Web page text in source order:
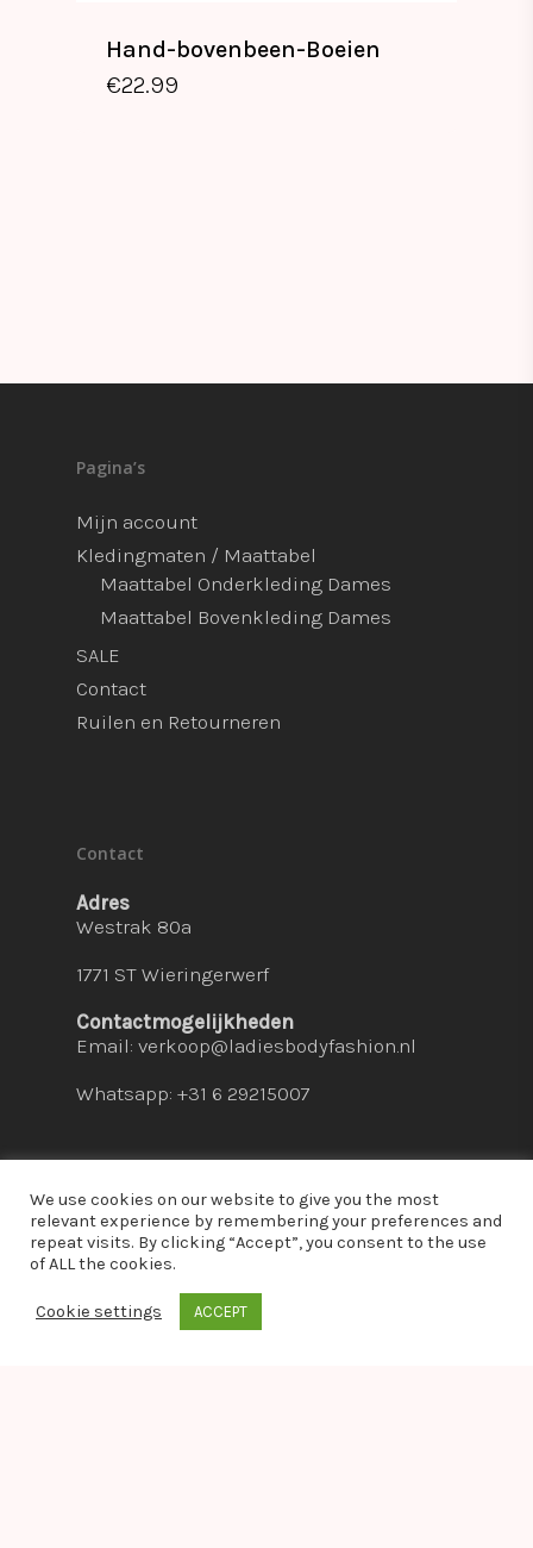
Hand-bovenbeen-Boeien
€22.99
€22.99
Pagina’s
Mijn account
Kledingmaten / Maattabel
Maattabel Onderkleding Dames
Maattabel Bovenkleding Dames
SALE
Contact
Ruilen en Retourneren
Contact
Adres
Westrak 80a
1771 ST Wieringerwerf
Contactmogelijkheden
Email: verkoop@ladiesbodyfashion.nl
Whatsapp: +31 6 29215007
© 2026 Ladies Bodyfashion. hosted by:
We use cookies on our website to give you the most
relevant experience by remembering your preferences and
repeat visits. By clicking “Accept”, you consent to the use
of ALL the cookies.
Cookie settings ACCEPT